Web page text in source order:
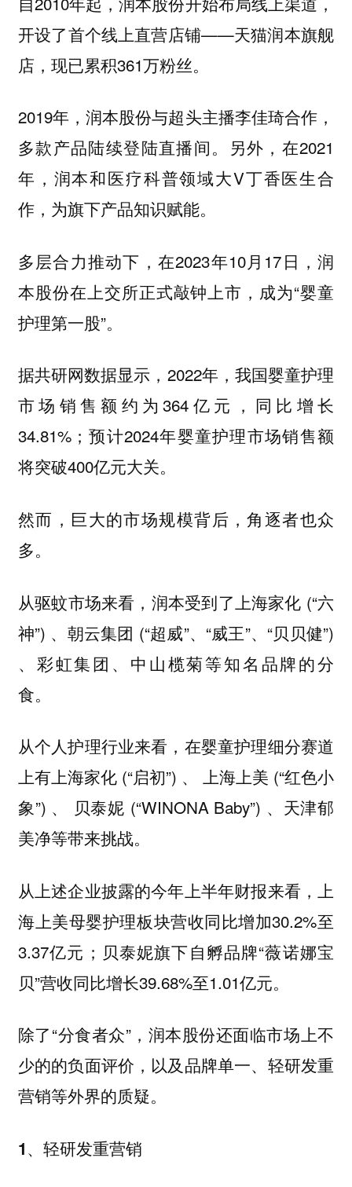
开设了首个线上直营店铺——天猫润本旗舰
店，现已累积361万粉丝。
2019年，润本股份与超头主播李佳琦合作，
多款产品陆续登陆直播间。另外，在2021
年，润本和医疗科普领域大V丁香医生合
作，为旗下产品知识赋能。
多层合力推动下，在2023年10月17日，润
本股份在上交所正式敲钟上市，成为“婴童
护理第一股”。
据共研网数据显示，2022年，我国婴童护理
市场销售额约为364亿元，同比增长
34.81%；预计2024年婴童护理市场销售额
将突破400亿元大关。
然而，巨大的市场规模背后，角逐者也众
多。
从驱蚊市场来看，润本受到了上海家化 (“六
神”) 、朝云集团 (“超威”、“威王”、“贝贝健”)
、彩虹集团、中山榄菊等知名品牌的分
食。
从个人护理行业来看，在婴童护理细分赛道
上有上海家化 (“启初”) 、 上海上美 (“红色小
象”) 、 贝泰妮 (“WINONA Baby”) 、天津郁
美净等带来挑战。
从上述企业披露的今年上半年财报来看，上
海上美母婴护理板块营收同比增加30.2%至
3.37亿元；贝泰妮旗下自孵品牌“薇诺娜宝
贝”营收同比增长39.68%至1.01亿元。
除了“分食者众”，润本股份还面临市场上不
少的的负面评价，以及品牌单一、轻研发重
营销等外界的质疑。
1、轻研发重营销